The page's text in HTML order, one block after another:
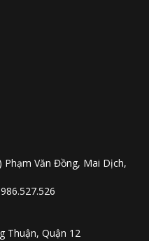
Phạm Văn Đồng, Mai Dịch,
Thuận, Quận 12